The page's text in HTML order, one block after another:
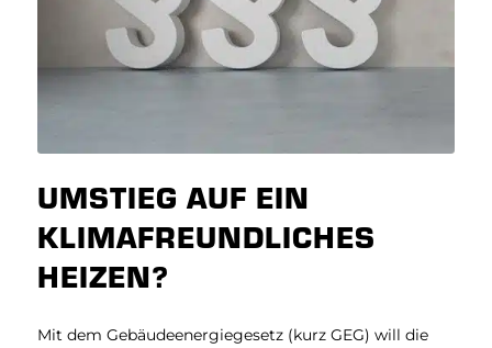
UMSTIEG AUF EIN
KLIMAFREUNDLICHES
HEIZEN?
Mit dem Gebäudeenergiegesetz (kurz GEG) will die